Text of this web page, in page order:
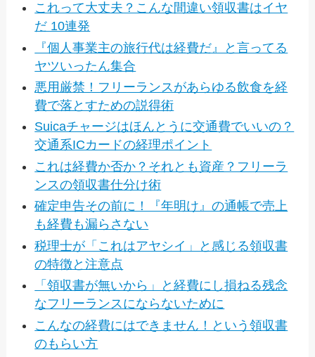
これって大丈夫？こんな間違い領収書はイヤ
だ 10連発
『個人事業主の旅行代は経費だ』と言ってる
ヤツいったん集合
悪用厳禁！フリーランスがあらゆる飲食を経
費で落とすための説得術
Suicaチャージはほんとうに交通費でいいの？
交通系ICカードの経理ポイント
これは経費か否か？それとも資産？フリーラ
ンスの領収書仕分け術
確定申告その前に！『年明け』の通帳で売上
も経費も漏らさない
税理士が「これはアヤシイ」と感じる領収書
の特徴と注意点
「領収書が無いから」と経費にし損ねる残念
なフリーランスにならないために
こんなの経費にはできません！という領収書
のもらい方